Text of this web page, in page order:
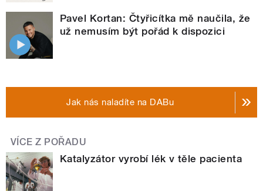
Pavel Kortan: Čtyřicítka mě naučila, že
už nemusím být pořád k dispozici
Jak nás naladíte na DABu
VÍCE Z POŘADU
Katalyzátor vyrobí lék v těle pacienta